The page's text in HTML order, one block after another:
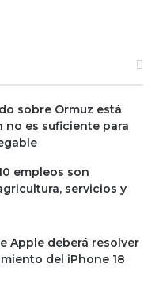
sobre Ormuz está
no es suficiente para
empleos son
servicios y
Apple deberá resolver
del iPhone 18